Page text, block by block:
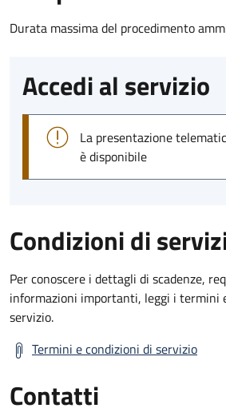
Durata massima del procedimento
Accedi al servizio
La presentazione
è disponibile
Condizioni di
Per conoscere i dettagli di scadenze,
informazioni importanti, leggi i termini
servizio.
Termini e condizioni di servizio
Contatti